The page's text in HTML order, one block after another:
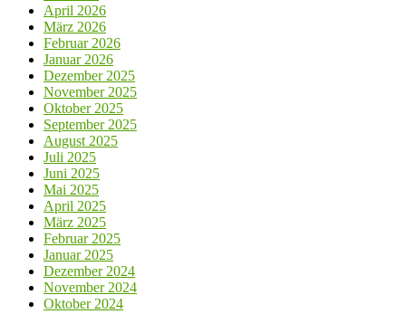
April 2026
März 2026
Februar 2026
Januar 2026
Dezember 2025
November 2025
Oktober 2025
September 2025
August 2025
Juli 2025
Juni 2025
Mai 2025
April 2025
März 2025
Februar 2025
Januar 2025
Dezember 2024
November 2024
Oktober 2024